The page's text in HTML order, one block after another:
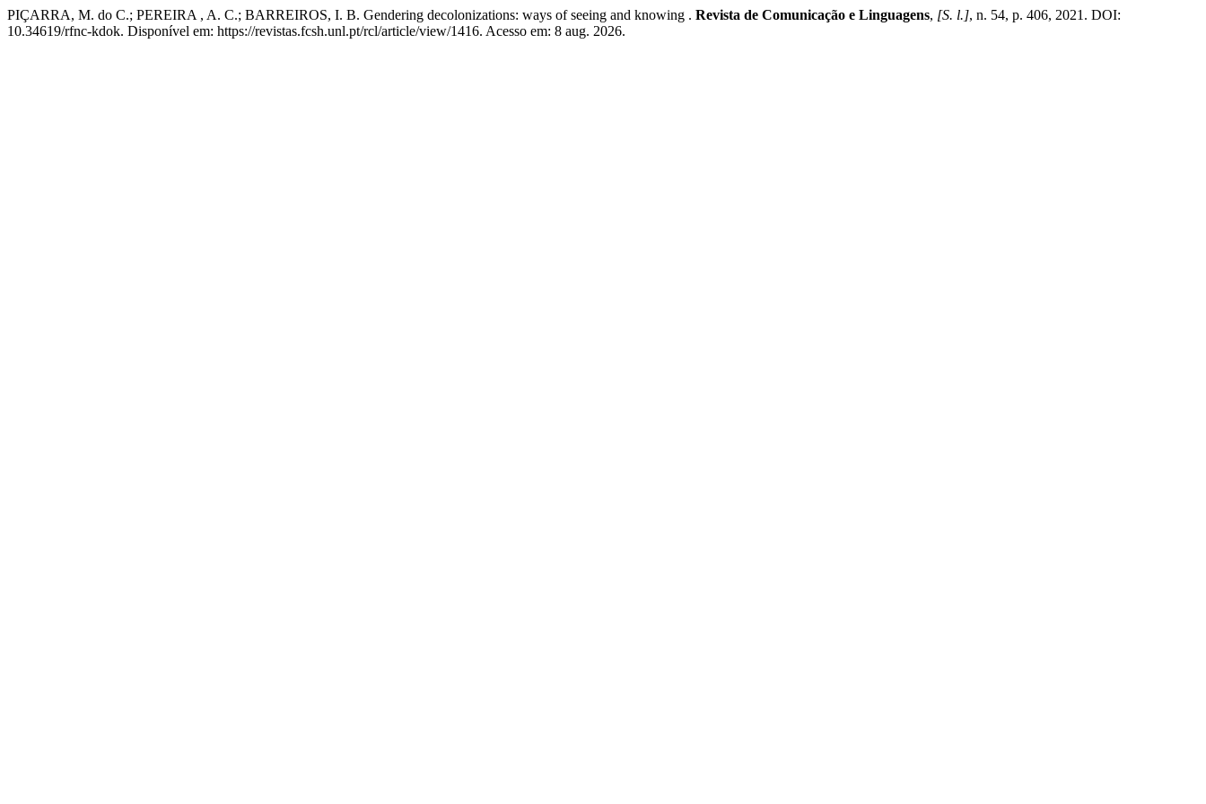
PIÇARRA, M. do C.; PEREIRA , A. C.; BARREIROS, I. B. Gendering decolonizations: ways of seeing and knowing . Revista de Comunicação e Linguagens, [S. l.], n. 54, p. 406, 2021. DOI:
10.34619/rfnc-kdok. Disponível em: https://revistas.fcsh.unl.pt/rcl/article/view/1416. Acesso em: 8 aug. 2026.